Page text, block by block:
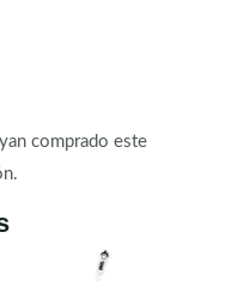
comprado este